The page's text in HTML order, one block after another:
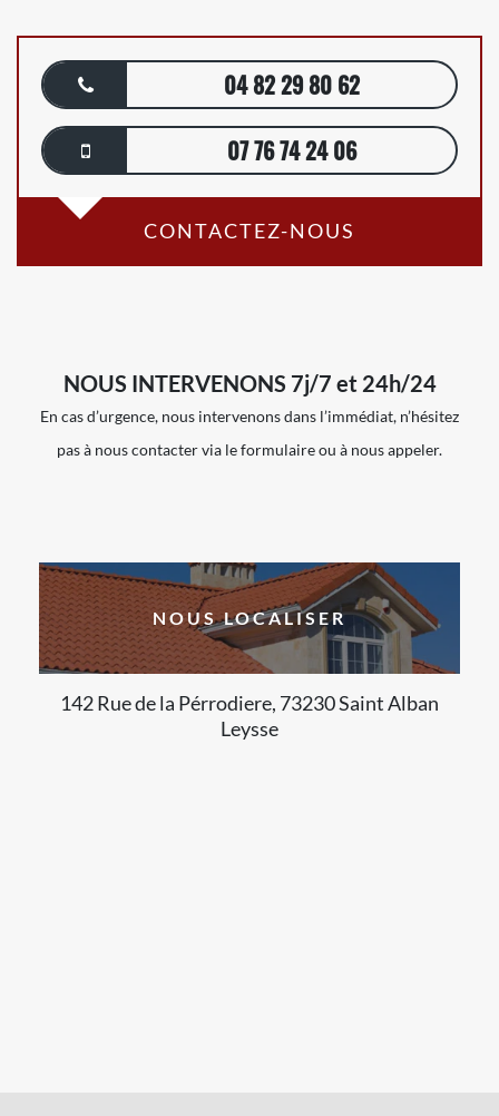
04 82 29 80 62
07 76 74 24 06
CONTACTEZ-NOUS
NOUS INTERVENONS 7j/7 et 24h/24
En cas d’urgence, nous intervenons dans l’immédiat, n’hésitez
pas à nous contacter via le formulaire ou à nous appeler.
NOUS LOCALISER
142 Rue de la Pérrodiere, 73230 Saint Alban
Leysse